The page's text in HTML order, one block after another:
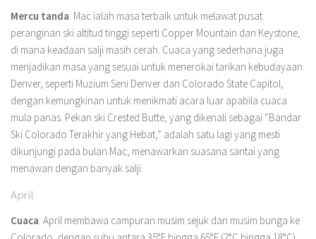
Mercu tanda: Mac ialah masa terbaik untuk melawat pusat
peranginan ski altitud tinggi seperti Copper Mountain dan Keystone,
di mana keadaan salji masih cerah. Cuaca yang sederhana juga
menjadikan masa yang sesuai untuk menerokai tarikan kebudayaan
Denver, seperti Muzium Seni Denver dan Colorado State Capitol,
dengan kemungkinan untuk menikmati acara luar apabila cuaca
mula panas. Pekan ski Crested Butte, yang dikenali sebagai “Bandar
Ski Colorado Terakhir yang Hebat,” adalah satu lagi yang mesti
dikunjungi pada bulan Mac, menawarkan suasana santai yang
menawan dengan banyak salji.
April
Cuaca: April membawa campuran musim sejuk dan musim bunga ke